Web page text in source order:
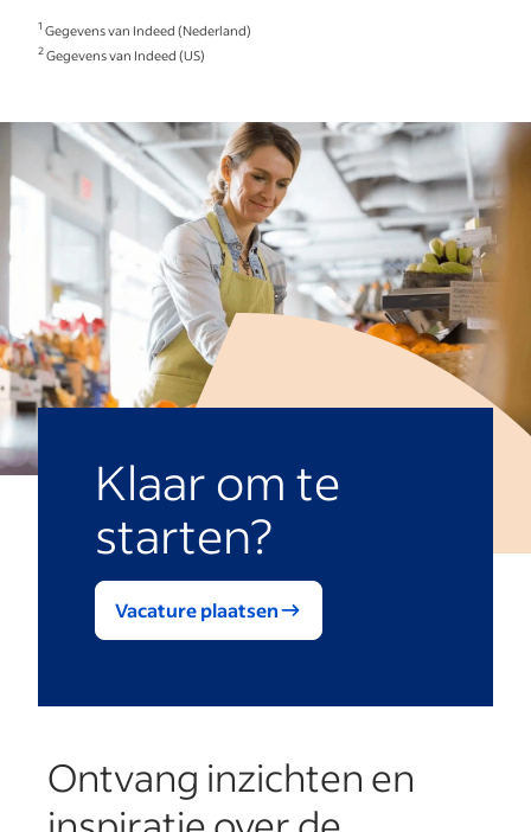
1 Gegevens van Indeed (Nederland)
2Gegevens van Indeed (US)
Klaar om te
starten?
Vacature plaatsen
Ontvang inzichten en